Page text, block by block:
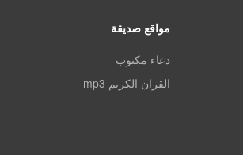
مواقع صديقة
دعاء مكتوب
القران الكريم mp3